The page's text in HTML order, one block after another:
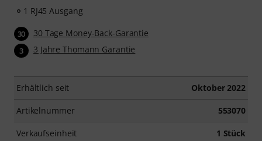
1 RJ45 Ausgang
30 30 Tage Money-Back-Garantie
3 3 Jahre Thomann Garantie
Erhältlich seit Oktober 2022
Artikelnummer 553070
Verkaufseinheit 1 Stück